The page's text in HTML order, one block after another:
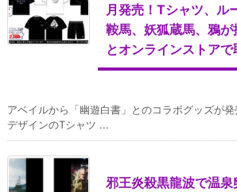
月発売！Tシャツ、ル
鞍馬、妖狐蔵馬、鴉
とオンラインストアで
アベイルから「幽遊白書」とのコラボグッズが
デザインのTシャツ ...
邪王炎殺黒龍波で温泉